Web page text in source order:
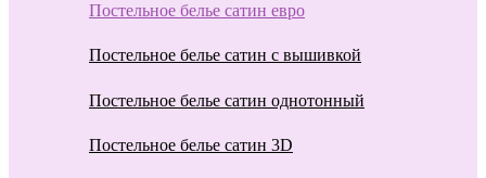
Постельное белье сатин евро
Постельное белье сатин с вышивкой
Постельное белье сатин однотонный
Постельное белье сатин 3D